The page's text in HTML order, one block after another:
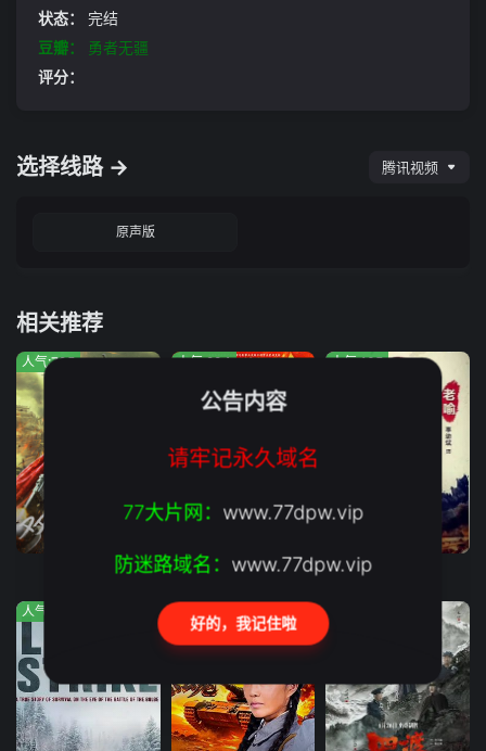
状态：
完结
豆瓣：
勇者无疆
评分：
选择线路 → 腾讯视频
原声版
相关推荐
人气:795
双枪红娘子
人气:294
浴血困牛山
人气:105
斩毒行动
人气:791 人气:937
公告内容
请牢记永久域名
77大片网： www.77dpw.vip
防迷路域名： www.77dpw.vip
好的，我记住啦